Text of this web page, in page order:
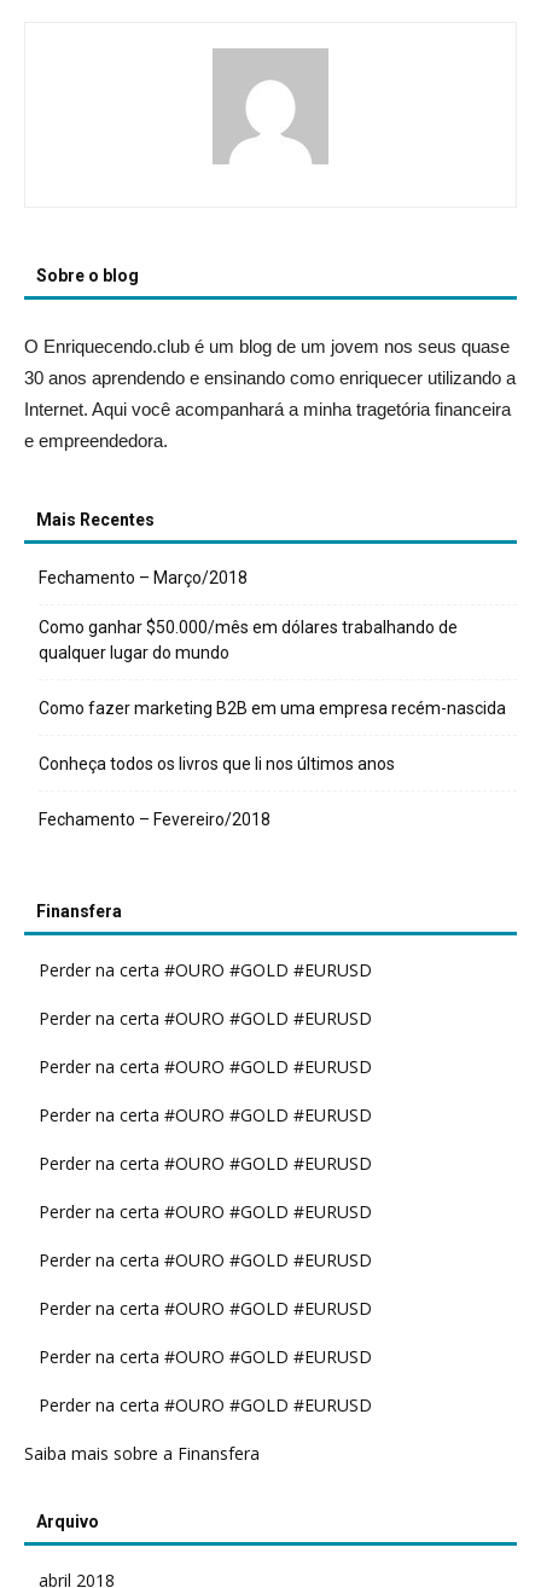
Sobre o blog
O Enriquecendo.club é um blog de um jovem nos seus quase
30 anos aprendendo e ensinando como enriquecer utilizando a
Internet. Aqui você acompanhará a minha tragetória financeira
e empreendedora.
Mais Recentes
Fechamento – Março/2018
Como ganhar $50.000/mês em dólares trabalhando de
qualquer lugar do mundo
Como fazer marketing B2B em uma empresa recém-nascida
Conheça todos os livros que li nos últimos anos
Fechamento – Fevereiro/2018
Finansfera
Perder na certa #OURO #GOLD #EURUSD
Perder na certa #OURO #GOLD #EURUSD
Perder na certa #OURO #GOLD #EURUSD
Perder na certa #OURO #GOLD #EURUSD
Perder na certa #OURO #GOLD #EURUSD
Perder na certa #OURO #GOLD #EURUSD
Perder na certa #OURO #GOLD #EURUSD
Perder na certa #OURO #GOLD #EURUSD
Perder na certa #OURO #GOLD #EURUSD
Perder na certa #OURO #GOLD #EURUSD
Saiba mais sobre a Finansfera
Arquivo
abril 2018